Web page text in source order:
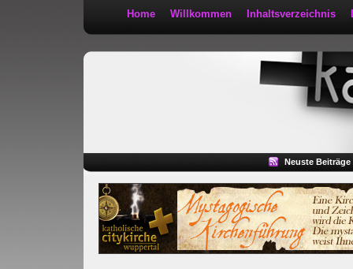
Home Willkommen Inhaltsverzeichnis
Neuste Beiträge